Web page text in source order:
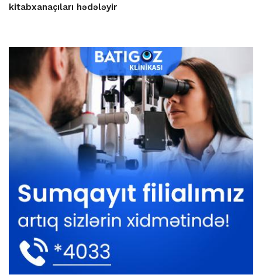
kitabxanaçıları hədələyir